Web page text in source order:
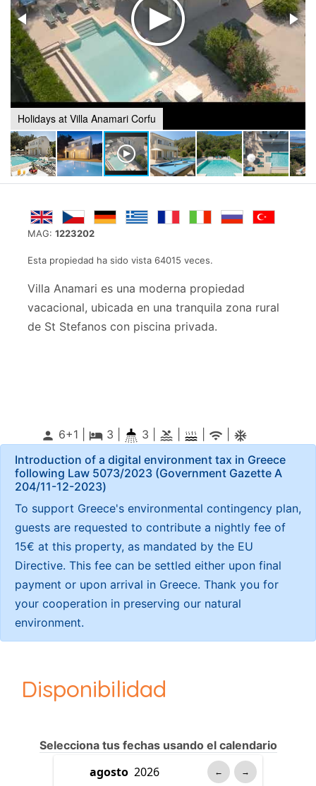
MAG: 1223202
Esta propiedad ha sido vista 64015 veces.
Villa Anamari es una moderna propiedad
vacacional, ubicada en una tranquila zona rural
de St Stefanos con piscina privada.
person 6+1 | local_hotel3 3 | pool wifi ac_unitif
Holidays at Villa Anamari Corfu
Introduction of a digital environment tax in Greece
following Law 5073/2023 (Government Gazette Α
204/11-12-2023)
To support Greece's environmental contingency plan,
guests are requested to contribute a nightly fee of
15€ at this property, as mandated by the EU
Directive. This fee can be settled either upon final
payment or upon arrival in Greece. Thank you for
your cooperation in preserving our natural
environment.
Disponibilidad
Selecciona tus fechas usando el calendario
← →